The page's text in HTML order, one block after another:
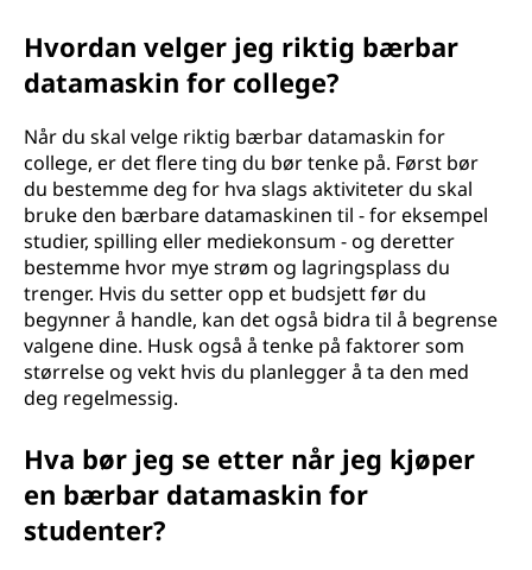
Hvordan velger jeg riktig bærbar
datamaskin for college?
Når du skal velge riktig bærbar datamaskin for
college, er det flere ting du bør tenke på. Først bør
du bestemme deg for hva slags aktiviteter du skal
bruke den bærbare datamaskinen til - for eksempel
studier, spilling eller mediekonsum - og deretter
bestemme hvor mye strøm og lagringsplass du
trenger. Hvis du setter opp et budsjett før du
begynner å handle, kan det også bidra til å begrense
valgene dine. Husk også å tenke på faktorer som
størrelse og vekt hvis du planlegger å ta den med
deg regelmessig.
Hva bør jeg se etter når jeg kjøper
en bærbar datamaskin for
studenter?